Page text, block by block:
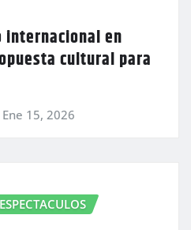
internacional en
cultural para
Ene 15, 2026
ESPECTACULOS